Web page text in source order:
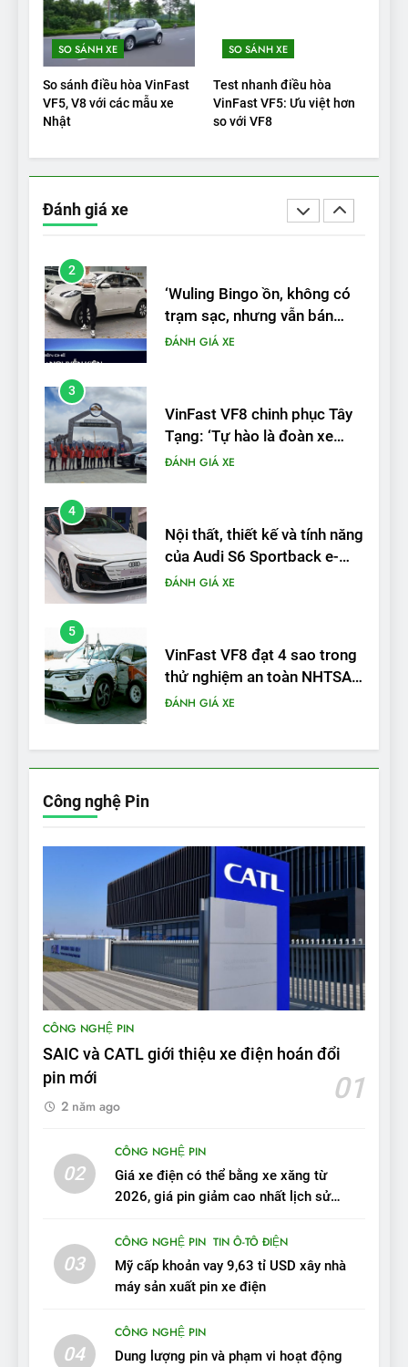
SO SÁNH XE
So sánh điều hòa VinFast
VF5, V8 với các mẫu xe
Nhật
SO SÁNH XE
Test nhanh điều hòa
VinFast VF5: Ưu việt hơn
so với VF8
Đánh giá xe
1
Xe tốt nhất để mua năm
2025: Green Car Reports
nêu tên 5 người vào chung
kết – Mỹ
ĐÁNH GIÁ XE
‘Wuling Bingo ồn, không có
trạm sạc, nhưng vẫn bán
được nếu biết cách’
3
VinFast VF8 chinh phục Tây
Tạng: ‘Tự hào là đoàn xe
điện Việt Nam đầu tiên lăn
ĐÁNH GIÁ XE
4
Nội thất, thiết kế và tính năng
của Audi S6 Sportback e-
tron
ĐÁNH GIÁ XE
5
VinFast VF8 đạt 4 sao trong
thử nghiệm an toàn NHTSA
tại Mỹ
ĐÁNH GIÁ XE
6
Hệ thống treo đa điểm –
trang bị “đáng từng xu” trên
VinFast VF 6
ĐÁNH GIÁ XE
7
Bài kiểm tra của Mỹ về đối
thủ Tesla Model 3 của BYD:
‘Nó sang trọng hơn nhiều’
ĐÁNH GIÁ XE
9
BYD Seal 06 DM-i PHEV có
chất lượng tương xứng
ĐÁNH GIÁ XE
10
VinFast VF 7 tấm tắc: “Hơn
hẳn xe xăng”
ĐÁNH GIÁ XE
Người dùng nhận xét về
VinFast VF7: Độ hoàn thiện
đồng
12
Công nghệ Pin
CÔNG NGHỆ PIN
SAIC và CATL giới thiệu xe điện hoán đổi
pin mới
01
2 năm ago
02
CÔNG NGHỆ PIN
Giá xe điện có thể bằng xe xăng từ
2026, giá pin giảm cao nhất lịch sử
03
CÔNG NGHỆ PIN TIN Ô-TÔ ĐIỆN
Mỹ cấp khoản vay 9,63 tỉ USD xây nhà
máy sản xuất pin xe điện
04
CÔNG NGHỆ PIN
Dung lượng pin và phạm vi hoạt động